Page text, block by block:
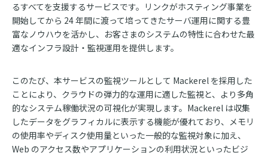
るすべてを支援するサービスです。リンクがホスティング事業を
開始してから 24 年間に渡って培ってきたサーバ運用に関する豊
富なノウハウを活かし、お客さまのシステムの特性に合わせた最
適なインフラ設計・監視運用を提供します。
このたび、本サービスの監視ツールとして Mackerel を採用した
ことにより、クラウドの弾力的な運用に適した監視と、より多角
的なシステム稼働状況の可視化が実現します。Mackerel は収集
したデータをグラフィカルに表示する機能が優れており、メモリ
の使用率やディスク使用量といった一般的な監視対象に加え、
Web のアクセス数やアプリケーションの利用状況といったビジ